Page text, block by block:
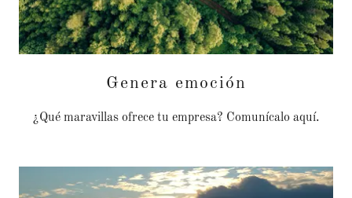
Genera emoción
¿Qué maravillas ofrece tu empresa? Comunícalo aquí.